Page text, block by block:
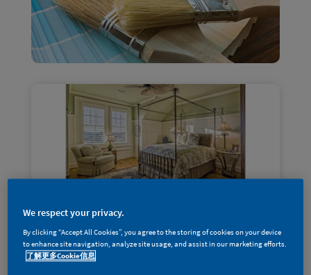
专业「涂」库 | 墙面配色怎么选
2022年6 月|
We respect your privacy.
By clicking “Accept All Cookies”, you agree to the storing of cookies on your device
to enhance site navigation, analyze site usage, and assist in our marketing efforts.
了解更多Cookie信息